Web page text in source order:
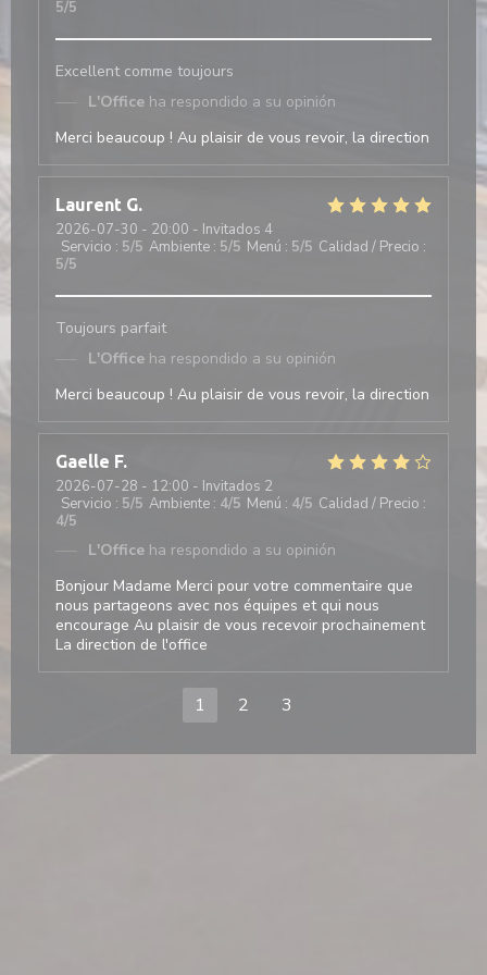
5/5
Excellent comme toujours
L'Office ha respondido a su opinión
Merci beaucoup ! Au plaisir de vous revoir, la direction
Laurent G
2026-07-30 - 20:00 - Invitados 4
Servicio : 5/5 Ambiente : 5/5 Menú : 5/5 Calidad / Precio :
5/5
Toujours parfait
L'Office ha respondido a su opinión
Merci beaucoup ! Au plaisir de vous revoir, la direction
Gaelle F
2026-07-28 - 12:00 - Invitados 2
Servicio : 5/5 Ambiente : 4/5 Menú : 4/5 Calidad / Precio :
4/5
L'Office ha respondido a su opinión
Bonjour Madame Merci pour votre commentaire que
nous partageons avec nos équipes et qui nous
encourage Au plaisir de vous recevoir prochainement
La direction de l'office
1 2 3